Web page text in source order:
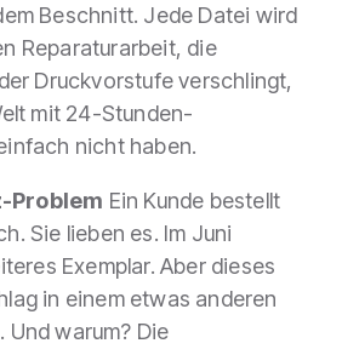
Beschnitt. Jede Datei wird
Reparaturarbeit, die
Druckvorstufe verschlingt,
mit 24-Stunden-
nicht haben.
Problem Ein Kunde bestellt
Sie lieben es. Im Juni
Exemplar. Aber dieses
in einem etwas anderen
Und warum? Die